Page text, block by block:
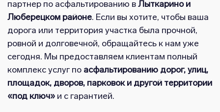
партнер по асфальтированию вЛыткарино и
Люберецком районе. Если вы хотите, чтобы ваша
дорога или территория участка была прочной,
ровной и долговечной, обращайтесь к нам уже
сегодня. Мы предоставляем клиентам полный
комплекс услуг по асфальтированию дорог, улиц,
площадок, дворов, парковок и другой территории
«под ключ» и с гарантией.